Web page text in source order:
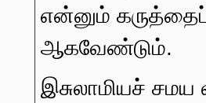
என்னும்
ஆகவேண்டும்.
இசுலாமியச் சமய